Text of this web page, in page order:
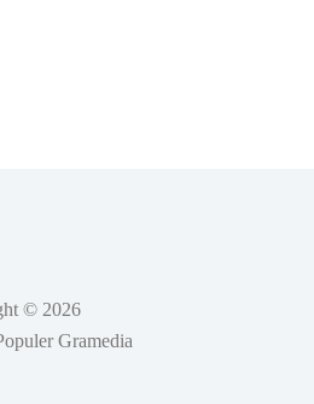
© 2026
Gramedia